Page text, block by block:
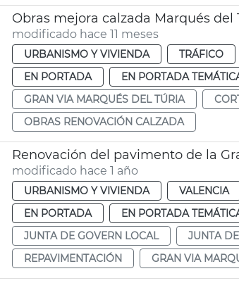
Obras mejora calzada Marqués del
modificado hace 11 meses
URBANISMO Y VIVIENDA TRÁFICO
EN PORTADA
EN PORTADA
GRAN VIA MARQUÉS DEL TÚRIA
OBRAS RENOVACIÓN CALZADA
Renovación del pavimento de la
modificado hace 1 año
URBANISMO Y VIVIENDA VALENCIA
EN PORTADA
EN PORTADA
JUNTA DE GOVERN LOCAL
JUNTA
REPAVIMENTACIÓN
GRAN VIA